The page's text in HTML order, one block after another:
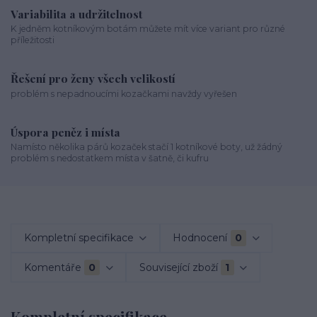
Variabilita a udržitelnost
K jedněm kotníkovým botám můžete mít více variant pro různé
příležitosti
Řešení pro ženy všech velikostí
problém s nepadnoucími kozačkami navždy vyřešen
Úspora peněz i místa
Namísto několika párů kozaček stačí 1 kotníkové boty, už žádný
problém s nedostatkem místa v šatně, či kufru
Kompletní specifikace Hodnocení 0
Komentáře 0 Související zboží 1